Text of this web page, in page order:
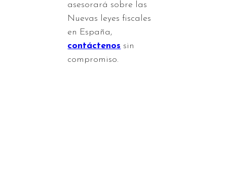
asesorará sobre las
Nuevas leyes fiscales
en España,
contáctenos sin
compromiso.